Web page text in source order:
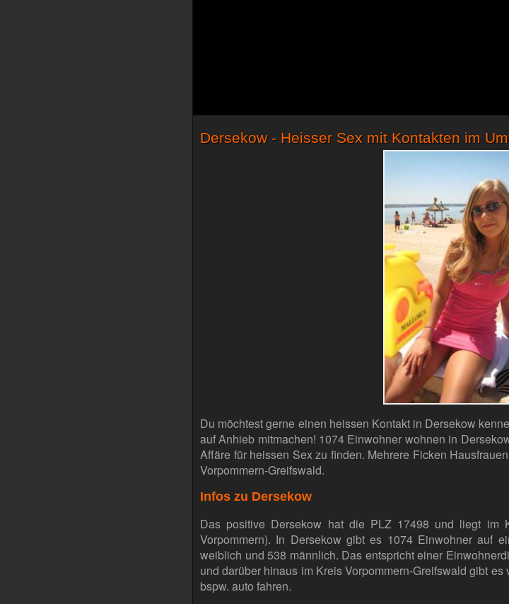
Dersekow - Heisser Sex mit Kontakten im
Du möchtest gerne einen heissen Kontakt in Dersekow
auf Anhieb mitmachen! 1074 Einwohner wohnen in
Affäre für heissen Sex zu finden. Mehrere Ficken
Vorpommern-Greifswald.
Infos zu Dersekow
Das positive Dersekow hat die PLZ 17498 und liegt im
Vorpommern). In Dersekow gibt es 1074 Einwohner auf
weiblich und 538 männlich. Das entspricht einer
und darüber hinaus im Kreis Vorpommern-Greifswald gibt
bspw. auto fahren.